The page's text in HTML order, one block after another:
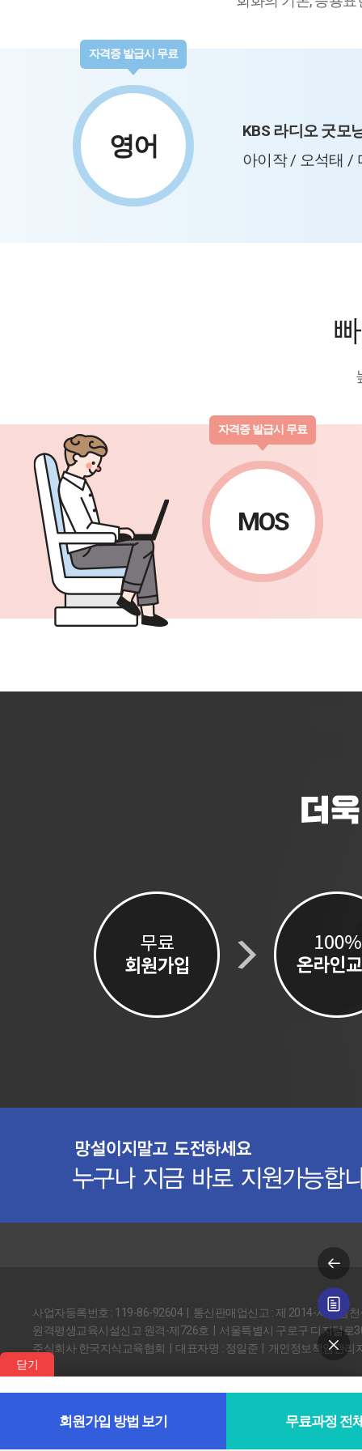
영어
자격증 발급시 무료
KBS 라디오 굿모
아이작 / 오석태 /
MOS
자격증 발급시 무료
닫기
회원가입 방법 보기 무료과정 전
사업자등록번호 : 119-86-92604 | 통신판매업신고 : 제 2014-서울금
원격평생교육시설신고 원격-제726호 | 서울특별시 구로구 디지털로
주식회사 한국지식교육협회 | 대표자명 : 정일준 | 개인정보책임관리